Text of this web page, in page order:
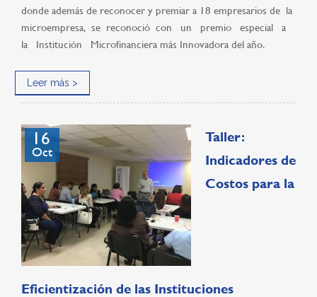
donde además de reconocer y premiar a 18 empresarios de la
microempresa, se reconoció con un premio especial a
la Institución Microfinanciera más Innovadora del año.
Leer más >
16
Oct
Taller:
Indicadores de
Costos para la
Eficientización de las Instituciones